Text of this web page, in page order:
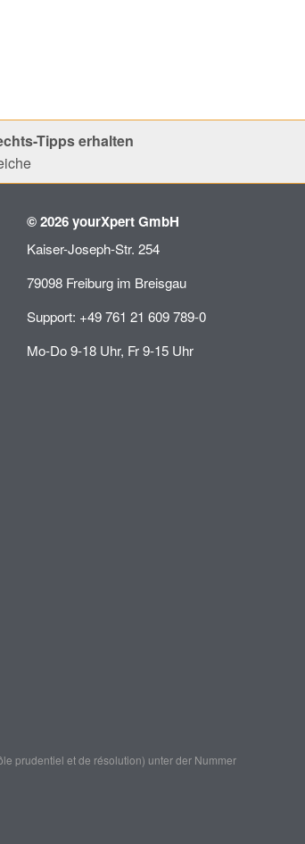
Tipps erhalten
© 2026 yourXpert GmbH
Kaiser-Joseph-Str. 254
79098 Freiburg im Breisgau
Support: +49 761 21 609 789-0
Mo-Do 9-18 Uhr, Fr 9-15 Uhr
prudentiel et de résolution) unter der Nummer